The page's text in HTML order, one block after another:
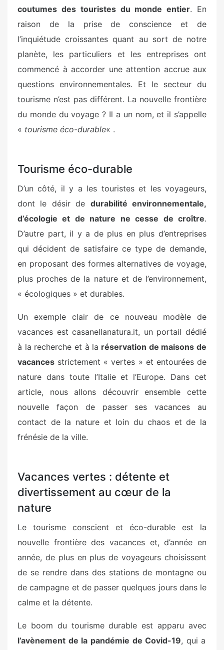
coutumes des touristes du monde entier. En
raison de la prise de conscience et de
l’inquiétude croissantes quant au sort de notre
planète, les particuliers et les entreprises ont
commencé à accorder une attention accrue aux
questions environnementales. Et le secteur du
tourisme n’est pas différent. La nouvelle frontière
du monde du voyage ? Il a un nom, et il s’appelle
« tourisme éco-durable« .
Tourisme éco-durable
D’un côté, il y a les touristes et les voyageurs,
dont le désir de durabilité environnementale,
d’écologie et de nature ne cesse de croître.
D’autre part, il y a de plus en plus d’entreprises
qui décident de satisfaire ce type de demande,
en proposant des formes alternatives de voyage,
plus proches de la nature et de l’environnement,
« écologiques » et durables.
Un exemple clair de ce nouveau modèle de
vacances est casanellanatura.it, un portail dédié
à la recherche et à la réservation de maisons de
vacances strictement « vertes » et entourées de
nature dans toute l’Italie et l’Europe. Dans cet
article, nous allons découvrir ensemble cette
nouvelle façon de passer ses vacances au
contact de la nature et loin du chaos et de la
frénésie de la ville.
Vacances vertes : détente et
divertissement au cœur de la
nature
Le tourisme conscient et éco-durable est la
nouvelle frontière des vacances et, d’année en
année, de plus en plus de voyageurs choisissent
de se rendre dans des stations de montagne ou
de campagne et de passer quelques jours dans le
calme et la détente.
Le boom du tourisme durable est apparu avec
l’avènement de la pandémie de Covid-19, qui a